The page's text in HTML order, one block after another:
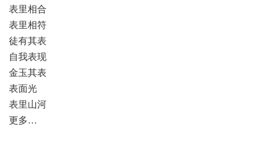
表里相合
表里相符
徒有其表
自我表现
金玉其表
表面光
表里山河
更多…